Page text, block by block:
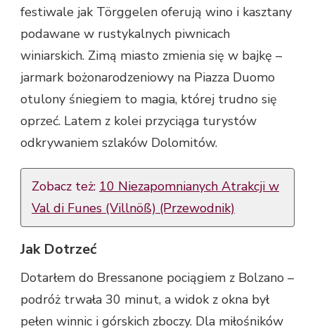
festiwale jak Törggelen oferują wino i kasztany
podawane w rustykalnych piwnicach
winiarskich. Zimą miasto zmienia się w bajkę –
jarmark bożonarodzeniowy na Piazza Duomo
otulony śniegiem to magia, której trudno się
oprzeć. Latem z kolei przyciąga turystów
odkrywaniem szlaków Dolomitów.
Zobacz też: 10 Niezapomnianych Atrakcji w
Val di Funes (Villnöß) (Przewodnik)
Jak Dotrzeć
Dotarłem do Bressanone pociągiem z Bolzano –
podróż trwała 30 minut, a widok z okna był
pełen winnic i górskich zboczy. Dla miłośników